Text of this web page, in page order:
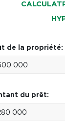
de la propriété:
du prêt: